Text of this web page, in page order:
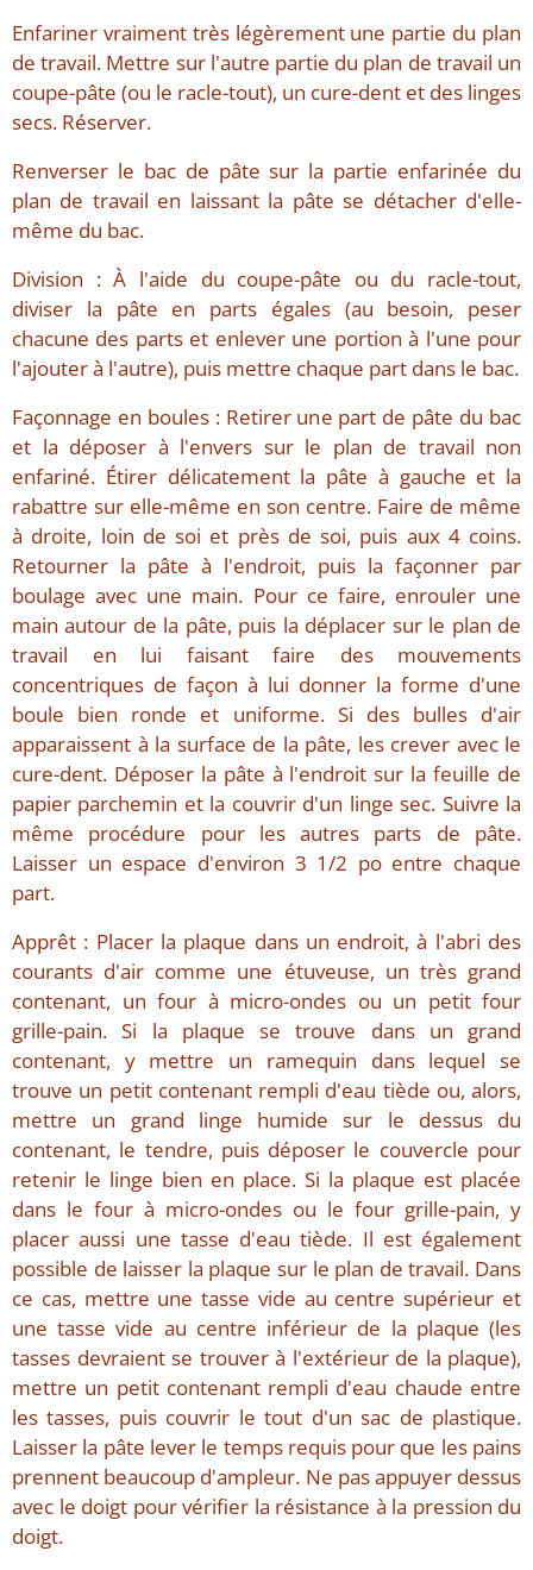
Enfariner vraiment très légèrement une partie du plan
de travail. Mettre sur l'autre partie du plan de travail un
coupe-pâte (ou le racle-tout), un cure-dent et des linges
secs. Réserver.
Renverser le bac de pâte sur la partie enfarinée du
plan de travail en laissant la pâte se détacher d'elle-
même du bac.
Division : À l'aide du coupe-pâte ou du racle-tout,
diviser la pâte en parts égales (au besoin, peser
chacune des parts et enlever une portion à l'une pour
l'ajouter à l'autre), puis mettre chaque part dans le bac.
Façonnage en boules : Retirer une part de pâte du bac
et la déposer à l'envers sur le plan de travail non
enfariné. Étirer délicatement la pâte à gauche et la
rabattre sur elle-même en son centre. Faire de même
à droite, loin de soi et près de soi, puis aux 4 coins.
Retourner la pâte à l'endroit, puis la façonner par
boulage avec une main. Pour ce faire, enrouler une
main autour de la pâte, puis la déplacer sur le plan de
travail en lui faisant faire des mouvements
concentriques de façon à lui donner la forme d'une
boule bien ronde et uniforme. Si des bulles d'air
apparaissent à la surface de la pâte, les crever avec le
cure-dent. Déposer la pâte à l'endroit sur la feuille de
papier parchemin et la couvrir d'un linge sec. Suivre la
même procédure pour les autres parts de pâte.
Laisser un espace d'environ 3 1/2 po entre chaque
part.
Apprêt : Placer la plaque dans un endroit, à l'abri des
courants d'air comme une étuveuse, un très grand
contenant, un four à micro-ondes ou un petit four
grille-pain. Si la plaque se trouve dans un grand
contenant, y mettre un ramequin dans lequel se
trouve un petit contenant rempli d'eau tiède ou, alors,
mettre un grand linge humide sur le dessus du
contenant, le tendre, puis déposer le couvercle pour
retenir le linge bien en place. Si la plaque est placée
dans le four à micro-ondes ou le four grille-pain, y
placer aussi une tasse d'eau tiède. Il est également
possible de laisser la plaque sur le plan de travail. Dans
ce cas, mettre une tasse vide au centre supérieur et
une tasse vide au centre inférieur de la plaque (les
tasses devraient se trouver à l'extérieur de la plaque),
mettre un petit contenant rempli d'eau chaude entre
les tasses, puis couvrir le tout d'un sac de plastique.
Laisser la pâte lever le temps requis pour que les pains
prennent beaucoup d'ampleur. Ne pas appuyer dessus
avec le doigt pour vérifier la résistance à la pression du
doigt.